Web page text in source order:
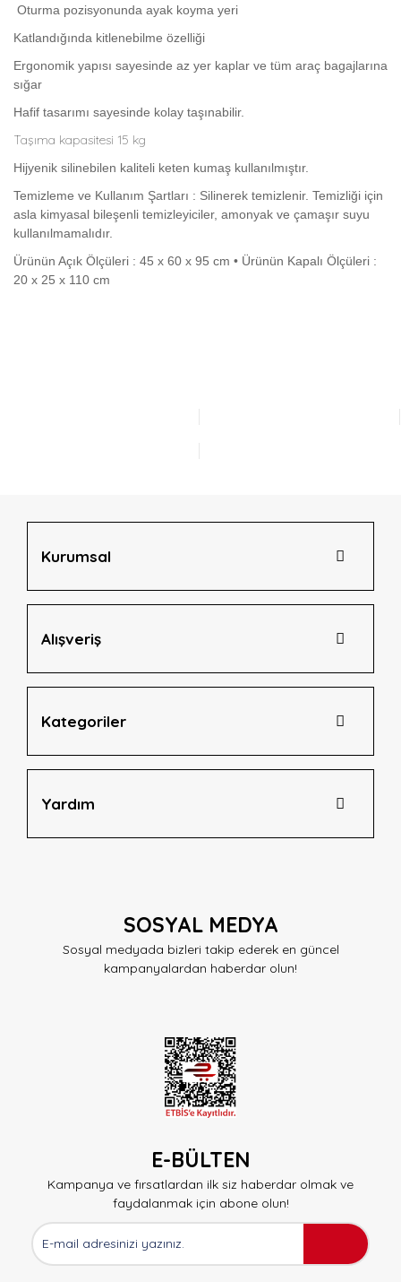
Oturma pozisyonunda ayak koyma yeri
Katlandığında kitlenebilme özelliği
Ergonomik yapısı sayesinde az yer kaplar ve tüm araç bagajlarına
sığar
Hafif tasarımı sayesinde kolay taşınabilir.
Taşıma kapasitesi 15 kg
Hijyenik silinebilen kaliteli keten kumaş kullanılmıştır.
Temizleme ve Kullanım Şartları : Silinerek temizlenir. Temizliği için
asla kimyasal bileşenli temizleyiciler, amonyak ve çamaşır suyu
kullanılmamalıdır.
Ürünün Açık Ölçüleri : 45 x 60 x 95 cm • Ürünün Kapalı Ölçüleri :
20 x 25 x 110 cm
Ürün açıklamasında eksik bilgiler bulunuyor.
Kurumsal
Alışveriş
Kategoriler
Yardım
SOSYAL MEDYA
Sosyal medyada bizleri takip ederek en güncel
kampanyalardan haberdar olun!
E-BÜLTEN
Kampanya ve fırsatlardan ilk siz haberdar olmak ve
faydalanmak için abone olun!